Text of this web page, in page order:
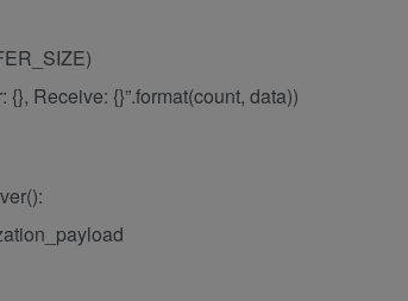
{}, Receive: {}”.format(count, data))